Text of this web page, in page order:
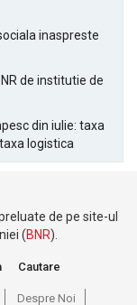
inaspreste
de institutie de
din iulie: taxa
logistica
de pe site-ul
(BNR).
Cautare
Despre Noi